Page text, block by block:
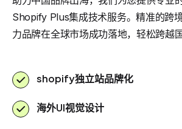
Shopify Plus集成技术服务。精准的跨
力品牌在全球市场成功落地，轻松跨越国
shopify独立站品牌化
海外UI视觉设计